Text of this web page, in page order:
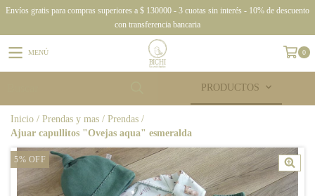
Envíos gratis para compras superiores a $ 130000 - 3 cuotas sin interés - 10% de descuento
con transferencia bancaria
MENÚ 0
PRODUCTOS
Inicio / Prendas y mas / Prendas /
Ajuar capullitos "Ovejas aqua" esmeralda
5% OFF